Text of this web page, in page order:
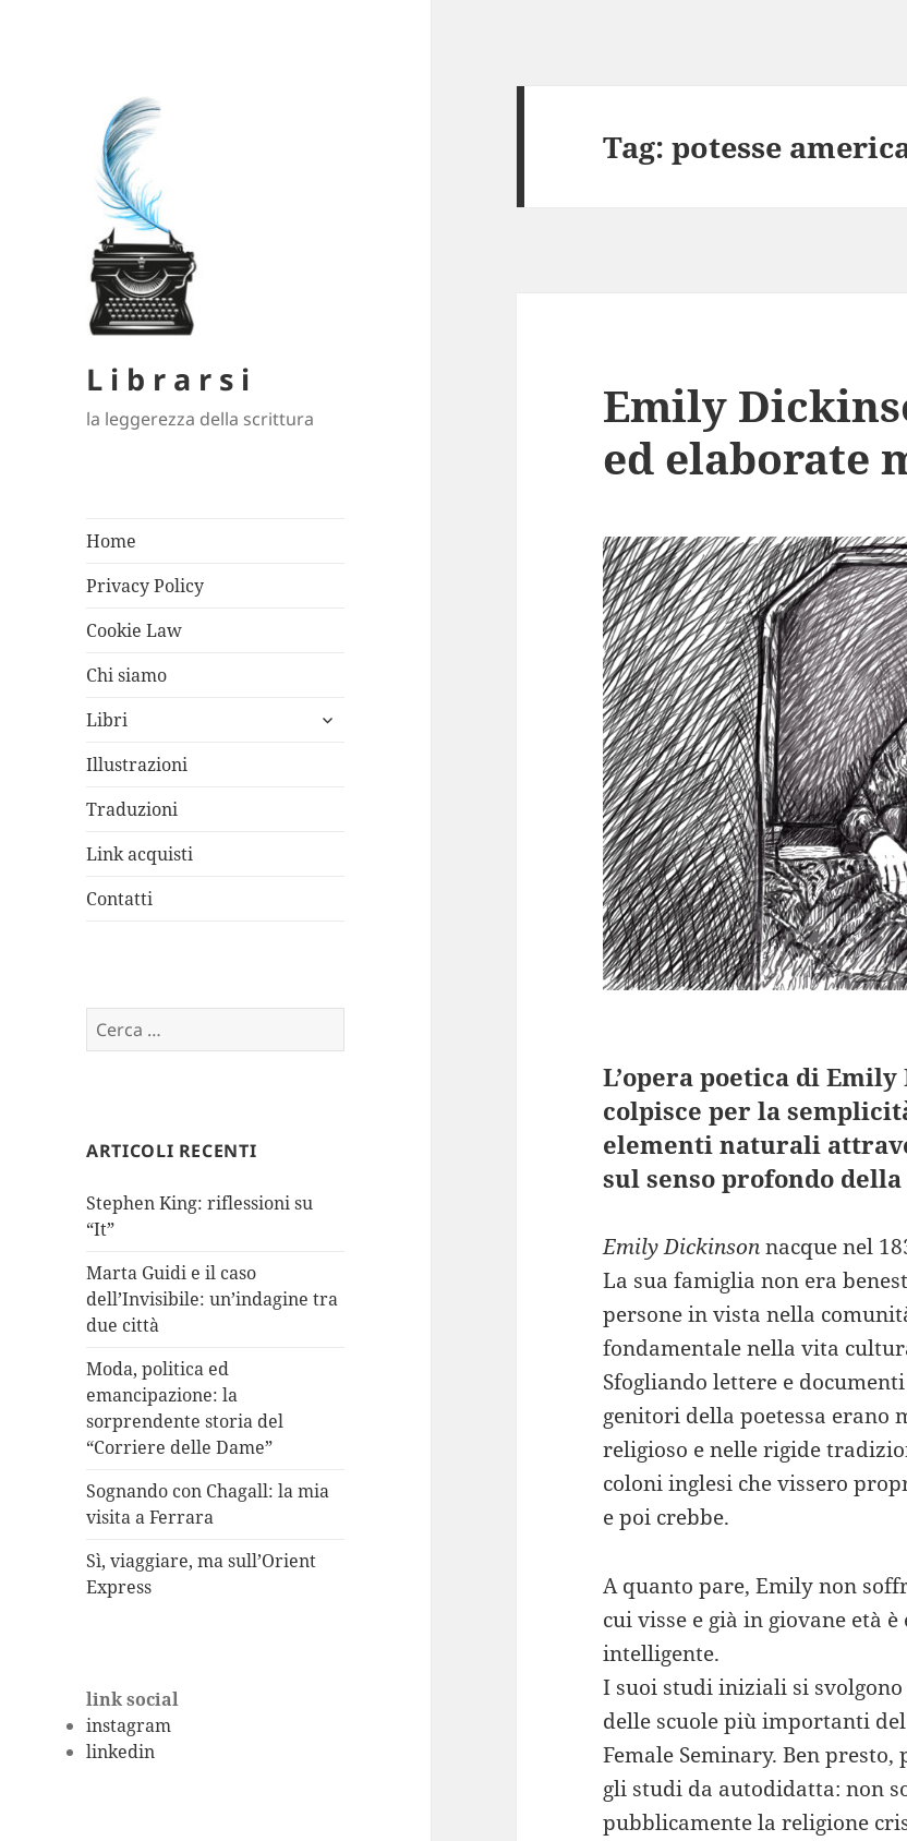
L i b r a r s i
la leggerezza della scrittura
Home
Privacy Policy
Cookie Law
Chi siamo
Libri
apri
Illustrazioni
Traduzioni
Link acquisti
Contatti
Ricerca
per:
ARTICOLI RECENTI
Stephen King: riflessioni su
“It”
Marta Guidi e il caso
dell’Invisibile: un’indagine tra
due città
Moda, politica ed
emancipazione: la
sorprendente storia del
“Corriere delle Dame”
Sognando con Chagall: la mia
visita a Ferrara
Sì, viaggiare, ma sull’Orient
Express
link social
instagram
linkedin
Tag:potesse
Emily
ed elaborate
L’opera poetica di
colpisce per la
elementi naturali
sul senso profondo
Emily Dickinsonnacque nel
La sua famiglia non era
persone in vista nella
fondamentale nella vita
Sfogliando lettere e
genitori della poetessa erano
religioso e nelle rigide
coloni inglesi che vissero
e poi crebbe.
A quanto pare, Emily non
cui visse e già in giovane età
intelligente.
I suoi studi iniziali si
delle scuole più importanti
Female Seminary. Ben
gli studi da autodidatta: non
pubblicamente la religione